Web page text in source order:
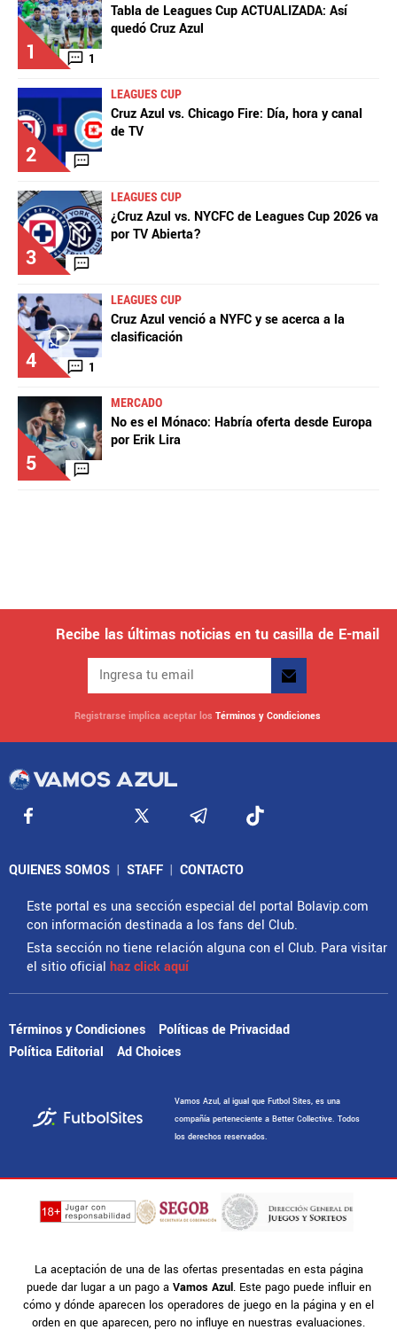
1 1
Tabla de Leagues Cup ACTUALIZADA: Así
quedó Cruz Azul
2
LEAGUES CUP
Cruz Azul vs. Chicago Fire: Día, hora y canal
de TV
3
LEAGUES CUP
¿Cruz Azul vs. NYCFC de Leagues Cup 2026 va
por TV Abierta?
4 1
LEAGUES CUP
Cruz Azul venció a NYFC y se acerca a la
clasificación
5
MERCADO
No es el Mónaco: Habría oferta desde Europa
por Erik Lira
Recibe las últimas noticias en tu casilla de E-mail
Registrarse implica aceptar los Términos y Condiciones
QUIENES SOMOS | STAFF | CONTACTO
Este portal es una sección especial del portal Bolavip.com
con información destinada a los fans del Club.
Esta sección no tiene relación alguna con el Club. Para visitar
el sitio oficial haz click aquí
Términos y Condiciones
Políticas de Privacidad
Política Editorial
Ad Choices
Vamos Azul, al igual que Futbol Sites, es una
compañía perteneciente a Better Collective. Todos
los derechos reservados.
La aceptación de una de las ofertas presentadas en esta página
puede dar lugar a un pago a Vamos Azul. Este pago puede influir en
cómo y dónde aparecen los operadores de juego en la página y en el
orden en que aparecen, pero no influye en nuestras evaluaciones.